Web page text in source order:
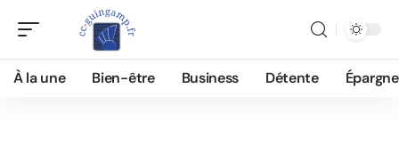
À la une Bien-être Business Détente Épargne